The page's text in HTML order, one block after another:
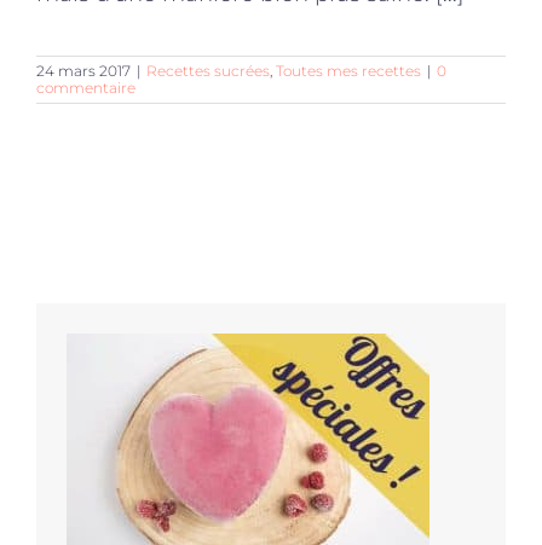
24 mars 2017 | Recettes sucrées Toutes mes recettes | 0
commentaire